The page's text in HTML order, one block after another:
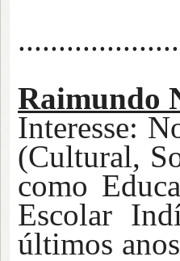
Raimundo
Interesse:
(Cultural,
como
Escolar
últimos